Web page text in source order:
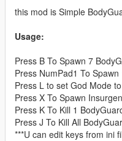
this mod is Simple
Usage:
Press B To Spawn 7
Press NumPad1 To
Press L to set God Mode
Press X To Spawn
Press K To Kill 1
Press J To Kill All
***U can edit keys from ini